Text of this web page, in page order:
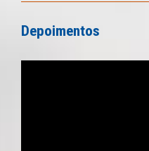
Depoimentos